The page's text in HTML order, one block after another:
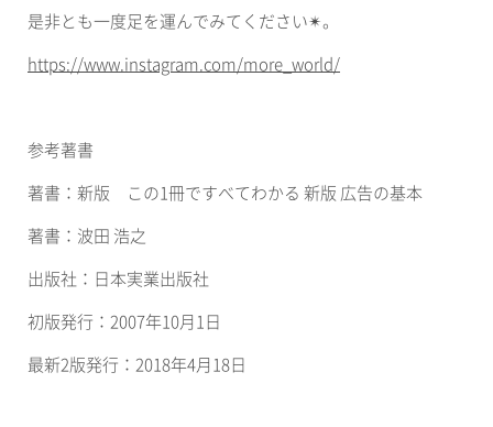
是非とも一度足を運んでみてください✴︎。
https://www.instagram.com/more_world/
参考著書
著書：新版 この1冊ですべてわかる 新版 広告の基本
著書：波田 浩之
出版社：日本実業出版社
初版発行： 2007年10月1日
最新2版発行： 2018年4月18日